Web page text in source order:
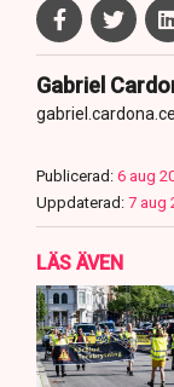
Gabriel
Publicerad: 6 aug
Uppdaterad: 7 aug
LÄS ÄVEN